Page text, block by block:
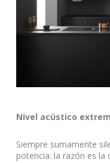
Nivel acústico
Siempre sumamente
potencia: la razón es la